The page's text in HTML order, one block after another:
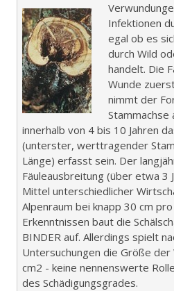
Infektionen
egal ob es
durch Wild
handelt. Die
Wunde
nimmt der
Stammachse
innerhalb von 4 bis 10 Jahren
(unterster, werttragender
Länge) erfasst sein. Der
Fäuleausbreitung (über etwa 3
Mittel unterschiedlicher
Alpenraum bei knapp 30 cm pro
Erkenntnissen baut die
BINDER auf. Allerdings spielt
Untersuchungen die Größe der
cm2 - keine nennenswerte
des Schädigungsgrades.